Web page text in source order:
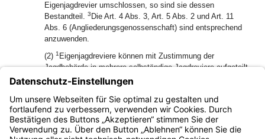
Eigenjagdrevier umschlossen, so sind sie dessen
Bestandteil. 3 Die Art. 4 Abs. 3, Art. 5 Abs. 2 und Art. 11
Abs. 6 (Angliederungsgenossenschaft) sind entsprechend
anzuwenden.
(2) 1 Eigenjagdreviere können mit Zustimmung der
Jagdbehörde in mehrere selbständige Jagdreviere aufgeteilt
werden.2Die Jagdbehörde darf nur zustimmen, wenn jeder
Teil für sich die Mindestgröße von 250 ha, im Hochgebirge
mit seinen Vorbergen von 500 ha hat, und wenn jedes
Teilrevier eine ordnungsgemäße Jagdausübung gestattet.